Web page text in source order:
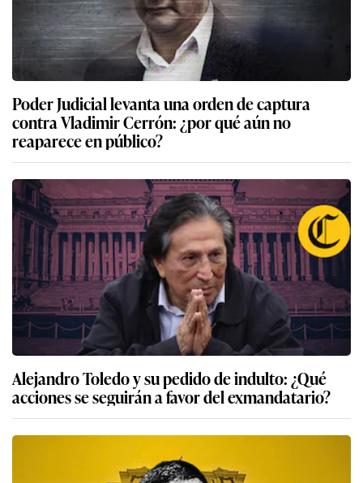
Poder Judicial levanta una orden de captura
contra Vladimir Cerrón: ¿por qué aún no
reaparece en público?
Alejandro Toledo y su pedido de indulto: ¿Qué
acciones se seguirán a favor del exmandatario?